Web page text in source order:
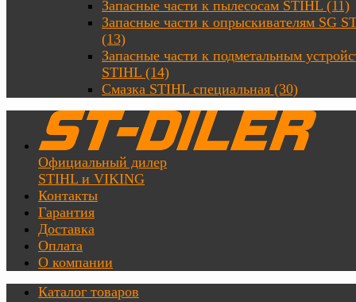
Запасные части к пылесосам STIHL (11)
Запасные части к опрыскивателям SG
(13)
Запасные части к подметальным
STIHL (14)
Смазка STIHL специальная (30)
Официальный дилер
STIHL и VIKING
Контакты
Гарантия
Доставка
Оплата
О компании
Каталог товаров